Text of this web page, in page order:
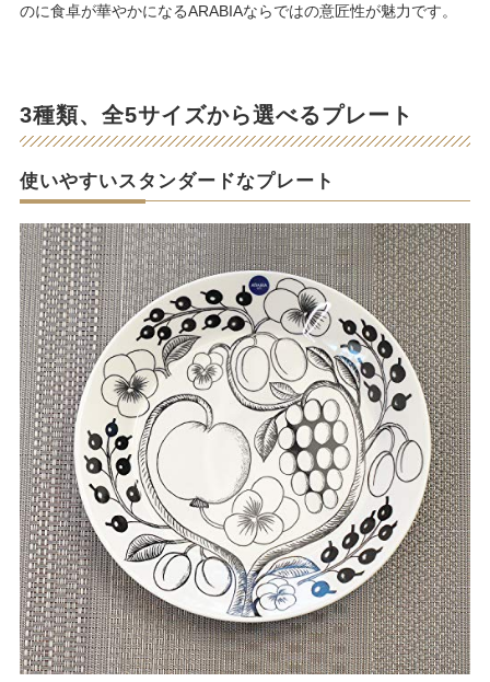
のに食卓が華やかになるARABIAならではの意匠性が魅力です。
3種類、全5サイズから選べるプレート
使いやすいスタンダードなプレート